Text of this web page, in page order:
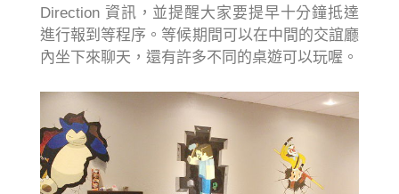
Direction 資訊，並提醒大家要提早十分鐘抵達
進行報到等程序。等候期間可以在中間的交誼廳
內坐下來聊天，還有許多不同的桌遊可以玩喔。